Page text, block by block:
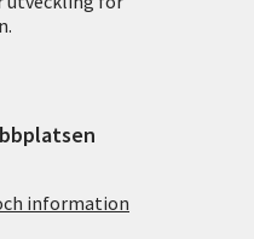
information